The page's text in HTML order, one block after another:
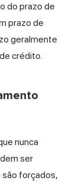
do prazo de
prazo de
geralmente
crédito.
nunca
ser
são forçados,